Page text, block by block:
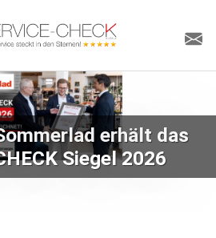
erhält das
Siegel 2026